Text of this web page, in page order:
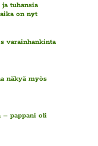
ja tuhansia
on nyt
varainhankinta
näkyä myös
– pappani oli